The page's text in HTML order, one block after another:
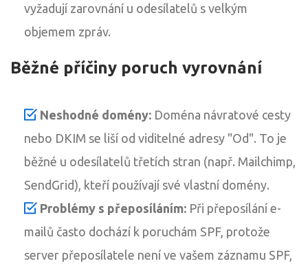
vyžadují zarovnání u odesílatelů s velkým
objemem zpráv.
Běžné příčiny poruch vyrovnání
Neshodné domény: Doména návratové cesty
nebo DKIM se liší od viditelné adresy "Od". To je
běžné u odesílatelů třetích stran (např. Mailchimp,
SendGrid), kteří používají své vlastní domény.
Problémy s přeposíláním: Při přeposílání e-
mailů často dochází k poruchám SPF, protože
server přeposílatele není ve vašem záznamu SPF,